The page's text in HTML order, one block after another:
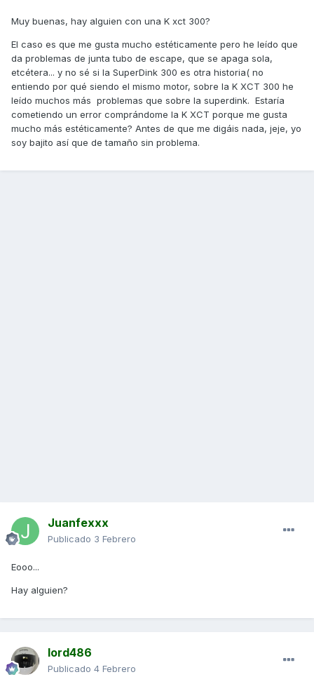
Muy buenas, hay alguien con una K xct 300?
El caso es que me gusta mucho estéticamente pero he leído que
da problemas de junta tubo de escape, que se apaga sola,
etcétera... y no sé si la SuperDink 300 es otra historia( no
entiendo por qué siendo el mismo motor, sobre la K XCT 300 he
leído muchos más problemas que sobre la superdink. Estaría
cometiendo un error comprándome la K XCT porque me gusta
mucho más estéticamente? Antes de que me digáis nada, jeje, yo
soy bajito así que de tamaño sin problema.
Juanfexxx
Publicado 3 Febrero
Eooo...
Hay alguien?
lord486
Publicado 4 Febrero